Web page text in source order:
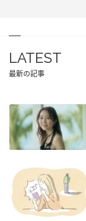
LATEST
最新の記事